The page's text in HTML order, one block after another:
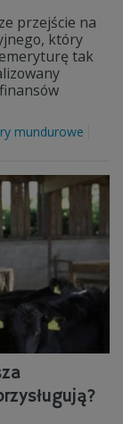
przejście na
który
tak
mundurowe